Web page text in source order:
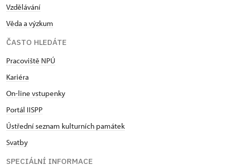
Vzdělávání
Věda a výzkum
ČASTO HLEDÁTE
Pracoviště NPÚ
Kariéra
On-line vstupenky
Portál IISPP
Ústřední seznam kulturních památek
Svatby
SPECIÁLNÍ INFORMACE